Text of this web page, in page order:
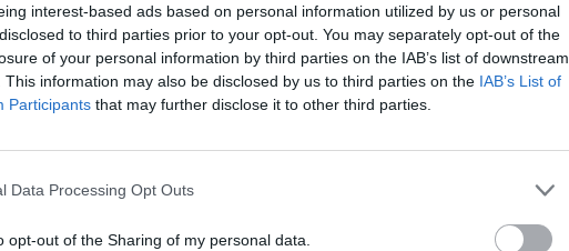
interest-based ads based on personal information utilized by us or personal
to third parties prior to your opt-out. You may separately opt-out of the
of your personal information by third parties on the IAB’s list of downstream
This information may also be disclosed by us to third parties on the IAB’s List of
Participants that may further disclose it to other third parties.
Data Processing Opt Outs
opt-out of the Sharing of my personal data.